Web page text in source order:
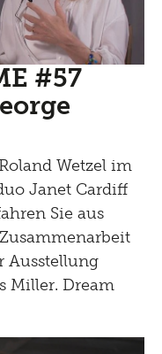
#57
Wetzel im
Janet Cardiff
Sie aus
Ausstellung
Miller. Dream